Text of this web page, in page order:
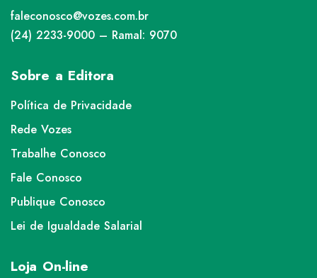
faleconosco@vozes.com.br
(24) 2233-9000 – Ramal: 9070
Sobre a Editora
Política de Privacidade
Rede Vozes
Trabalhe Conosco
Fale Conosco
Publique Conosco
Lei de Igualdade Salarial
Loja On-line